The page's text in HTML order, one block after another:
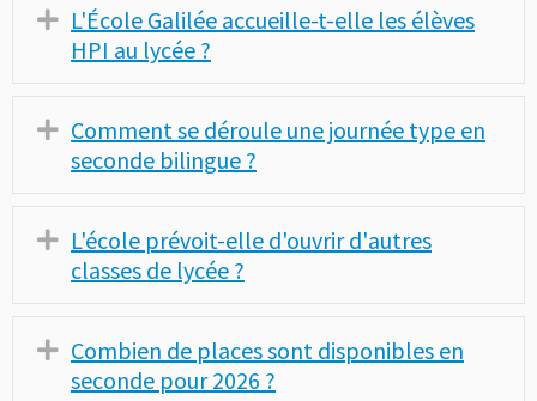
Déplier
L'École Galilée accueille-t-elle les élèves
HPI au lycée ?
Déplier
Comment se déroule une journée type en
seconde bilingue ?
Déplier
L'école prévoit-elle d'ouvrir d'autres
classes de lycée ?
Déplier
Combien de places sont disponibles en
seconde pour 2026 ?